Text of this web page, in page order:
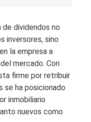
dividendos no
inversores, sino
la empresa a
mercado. Con
firme por retribuir
se ha posicionado
inmobiliario
nuevos como